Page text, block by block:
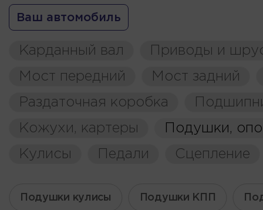
Ваш автомобиль
Карданный вал
Приводы и
Мост передний
Мост задний
Раздаточная коробка
Кожухи, картеры
Подушки,
Кулисы
Педали Сцепление
Подушки кулисы Подушки КПП